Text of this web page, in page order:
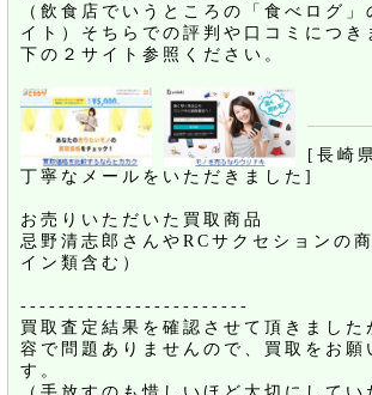
（飲食店でいうところの「食べログ」
イト）そちらでの評判や口コミにつき
下の２サイト参照ください。
[長崎
丁寧なメールをいただきました]
お売りいただいた買取商品
忌野清志郎さんやRCサクセションの
イン類含む）
------------------------
買取査定結果を確認させて頂きました
容で問題ありませんので、買取をお願
す。